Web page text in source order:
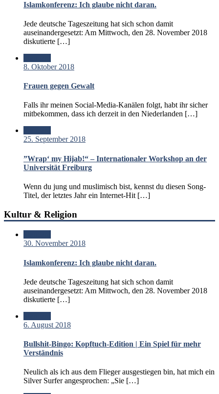
Islamkonferenz: Ich glaube nicht daran.
Jede deutsche Tageszeitung hat sich schon damit
auseinandergesetzt: Am Mittwoch, den 28. November 2018
diskutierte […]
8. Oktober 2018
Frauen gegen Gewalt
Falls ihr meinen Social-Media-Kanälen folgt, habt ihr sicher
mitbekommen, dass ich derzeit in den Niederlanden […]
25. September 2018
”Wrap‘ my Hijab!“ – Internationaler Workshop an der
Universität Freiburg
Wenn du jung und muslimisch bist, kennst du diesen Song-
Titel, der letztes Jahr ein Internet-Hit […]
Kultur & Religion
30. November 2018
Islamkonferenz: Ich glaube nicht daran.
Jede deutsche Tageszeitung hat sich schon damit
auseinandergesetzt: Am Mittwoch, den 28. November 2018
diskutierte […]
6. August 2018
Bullshit-Bingo: Kopftuch-Edition | Ein Spiel für mehr
Verständnis
Neulich als ich aus dem Flieger ausgestiegen bin, hat mich ein
Silver Surfer angesprochen: „Sie […]